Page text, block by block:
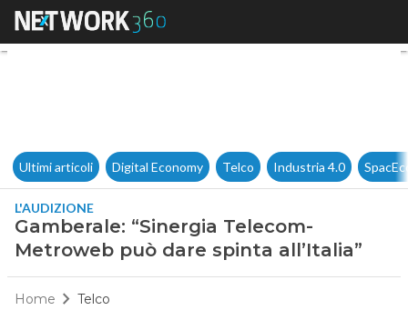
Gamberale: “Sinergia
Ultimi articoli Digital Economy Telco Industria 4.0
L'AUDIZIONE
Gamberale: “Sinergia Telecom-
Metroweb può dare spinta all’Italia”
Home Telco